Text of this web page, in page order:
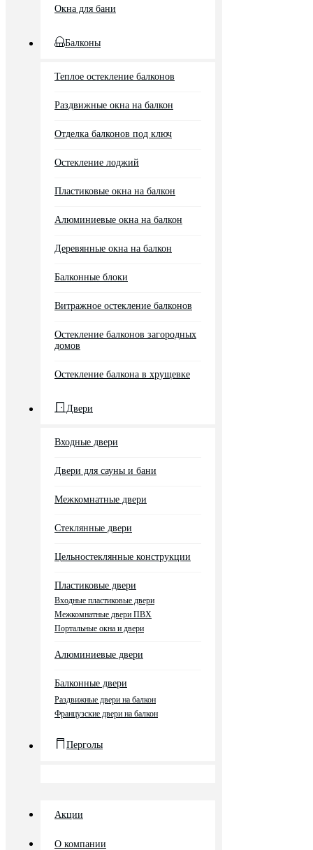
Окна для бани
Балконы
Теплое остекление балконов
Раздвижные окна на балкон
Отделка балконов под ключ
Остекление лоджий
Пластиковые окна на балкон
Алюминиевые окна на балкон
Деревянные окна на балкон
Балконные блоки
Витражное остекление балконов
Остекление балконов загородных
домов
Остекление балкона в хрущевке
Двери
Входные двери
Двери для сауны и бани
Межкомнатные двери
Стеклянные двери
Цельностеклянные конструкции
Пластиковые двери
Входные пластиковые двери
Межкомнатные двери ПВХ
Портальные окна и двери
Алюминиевые двери
Балконные двери
Раздвижные двери на балкон
Французские двери на балкон
Перголы
Акции
О компании